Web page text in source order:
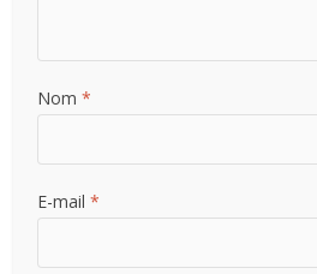
Nom*
E-mail*